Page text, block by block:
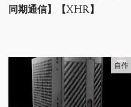
同期通信】【XHR】
自作